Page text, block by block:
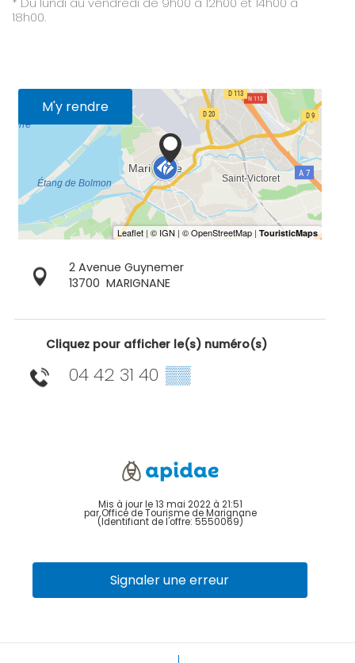
18h00.
M'y rendre
2 Avenue Guynemer
13700 MARIGNANE
Cliquez pour afficher le(s) numéro(s)
04 42 31 40 ▒▒
Mis à jour le 13 mai 2022 à 21:51
par Office de Tourisme de Marignane
(Identifiant de l'offre: 5550069)
Signaler une erreur